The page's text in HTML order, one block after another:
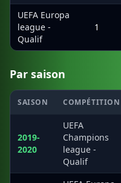
UEFA Europa
league -
Qualif
1
Par saison
SAISON COMPÉTITION
2019-
2020
UEFA
Champions
league -
Qualif